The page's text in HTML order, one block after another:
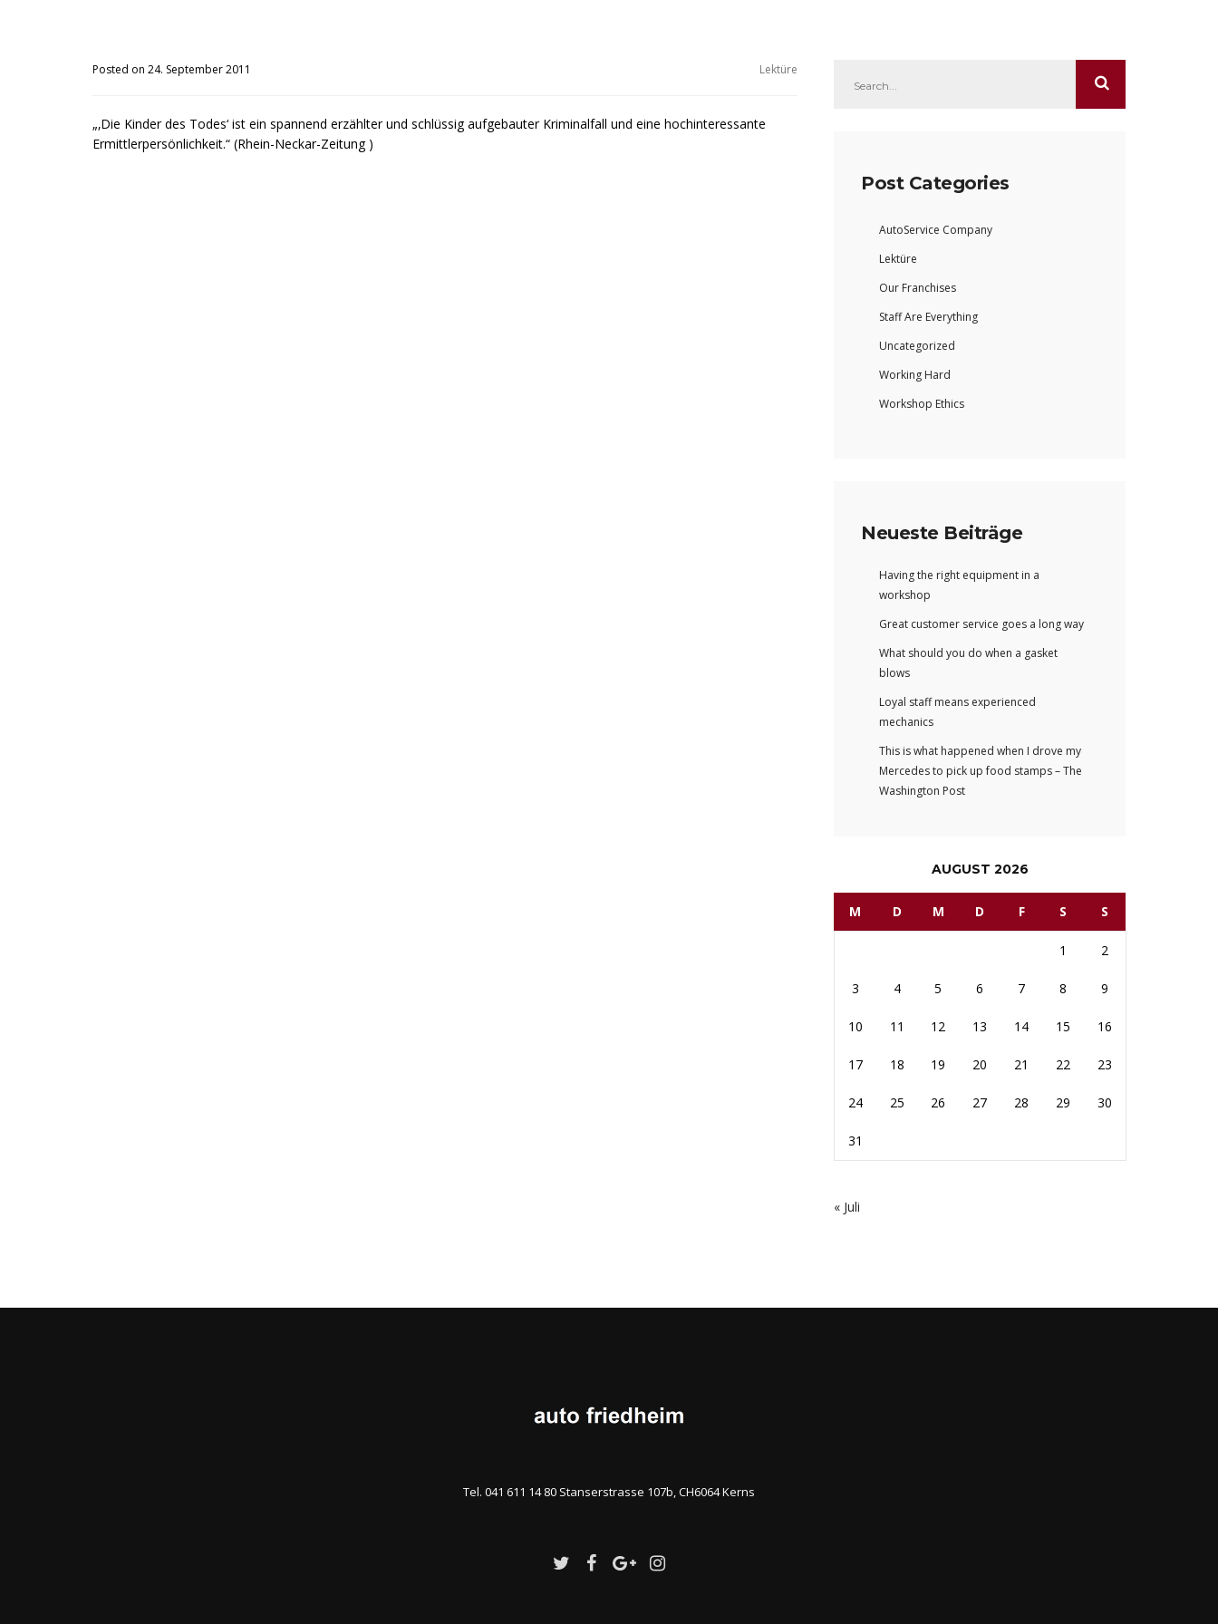
Posted on 24. September 2011 Lektüre
„‚Die Kinder des Todes‘ ist ein spannend erzählter und schlüssig aufgebauter Kriminalfall und eine hochinteressante
Ermittlerpersönlichkeit.“ (Rhein-Neckar-Zeitung )
Post Categories
AutoService Company
Lektüre
Our Franchises
Staff Are Everything
Uncategorized
Working Hard
Workshop Ethics
Neueste Beiträge
Having the right equipment in a
workshop
Great customer service goes a long way
What should you do when a gasket
blows
Loyal staff means experienced
mechanics
This is what happened when I drove my
Mercedes to pick up food stamps – The
Washington Post
AUGUST 2026
M D M D F S S
1 2
3 4 5 6 7 8 9
10 11 12 13 14 15 16
17 18 19 20 21 22 23
24 25 26 27 28 29 30
31
« Juli
Tel. 041 611 14 80 Stanserstrasse 107b, CH6064 Kerns